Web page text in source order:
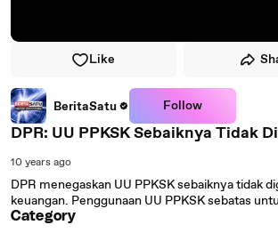
Like
BeritaSatu Follow
DPR: UU PPKSK Sebaiknya Tidak
10 years ago
DPR menegaskan UU PPKSK sebaiknya tidak
keuangan. Penggunaan UU PPKSK sebatas
Category